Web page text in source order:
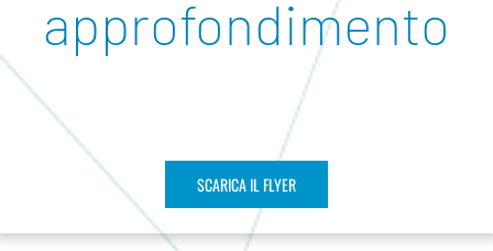
approfondimento
SCARICA IL FLYER